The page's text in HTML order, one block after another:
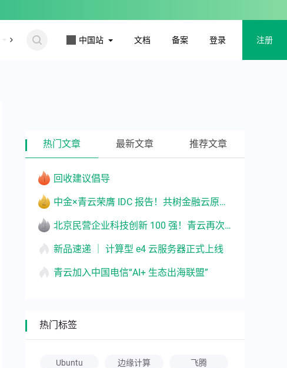
更多 中国站 文档 备案 登录 注册
热门文章 最新文章 推荐文章
回收建议倡导
中金×青云荣膺 IDC 报告！共树金融云原生转型标杆
北京民营企业科技创新 100 强！青云再次入选
新品速递 ｜ 计算型 e4 云服务器正式上线
青云加入中国电信“AI+ 生态出海联盟”
热门标签
Ubuntu 边缘计算 飞腾